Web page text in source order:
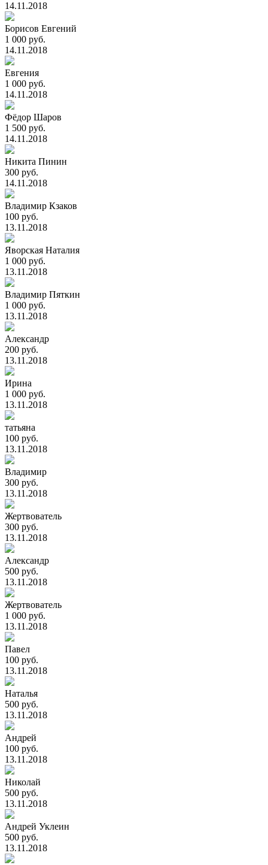
14.11.2018
Борисов Евгений
1 000 руб.
14.11.2018
Евгения
1 000 руб.
14.11.2018
Фёдор Шаров
1 500 руб.
14.11.2018
Никита Пинин
300 руб.
14.11.2018
Владимир Кзаков
100 руб.
13.11.2018
Яворская Наталия
1 000 руб.
13.11.2018
Владимир Пяткин
1 000 руб.
13.11.2018
Александр
200 руб.
13.11.2018
Ирина
1 000 руб.
13.11.2018
татьяна
100 руб.
13.11.2018
Владимир
300 руб.
13.11.2018
Жертвователь
300 руб.
13.11.2018
Александр
500 руб.
13.11.2018
Жертвователь
1 000 руб.
13.11.2018
Павел
100 руб.
13.11.2018
Наталья
500 руб.
13.11.2018
Андрей
100 руб.
13.11.2018
Николай
500 руб.
13.11.2018
Андрей Уклеин
500 руб.
13.11.2018